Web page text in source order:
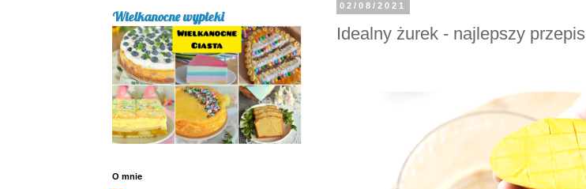
02/08/2021
Idealny żurek - najlepszy przepis
Wielkanocne wypieki
O mnie